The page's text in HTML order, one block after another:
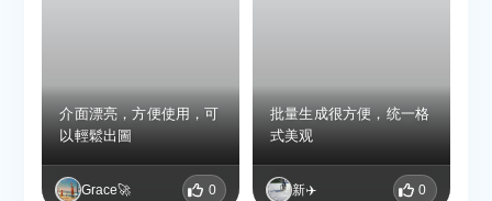
介面漂亮，方便使用，可
以輕鬆出圖
Grace🚀 0
批量生成很方便，统一格
式美观
新✈️ 0